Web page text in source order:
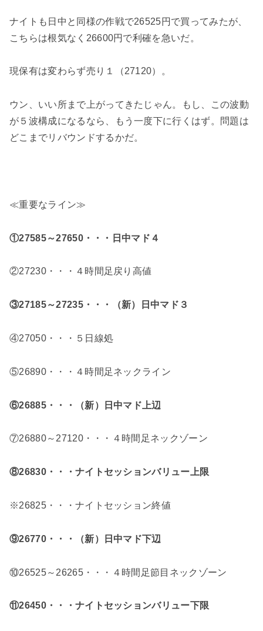
ナイトも日中と同様の作戦で26525円で買ってみたが、
こちらは根気なく26600円で利確を急いだ。
現保有は変わらず売り１（27120）。
ウン、いい所まで上がってきたじゃん。もし、この波動
が５波構成になるなら、もう一度下に行くはず。問題は
どこまでリバウンドするかだ。
≪重要なライン≫
①27585～27650・・・ 日中マド４
②27230・・・４時間足戻り高値
③27185～27235・・・（新）日中マド３
④27050・・・５日線処
⑤26890・・・４時間足ネックライン
⑥26885・・・（新）日中マド上辺
⑦26880～27120・・・４時間足ネックゾーン
⑧26830・・・ナイトセッションバリュー上限
※26825・・・ナイトセッション終値
⑨26770・・・（新）日中マド下辺
⑩26525～26265・・・４時間足節目ネックゾーン
⑪26450・・・ナイトセッションバリュー下限